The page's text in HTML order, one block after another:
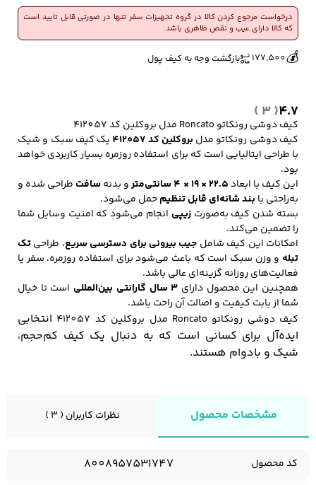
کفش مردانه
لباس زیر و راحتی
مردانه
لباس زیر مردانه لباس راحتی مردانه 4.7
( 3 )
کیف دوشی رونکاتو Roncato مدل بروکلین کد 412057
کیف دوشی رونکاتو مدل بروکلین کد 412057
یک کیف سبک و شیک
با طراحی ایتالیایی است که برای استفاده روزمره بسیار کاربردی خواهد
بود.
این کیف با ابعاد22.5 × 19 × 4 سانتی‌متر و بدنهسافت طراحی شده و
به‌راحتی با بند شانه‌ای قابل تنظیمحمل می‌شود.
بسته شدن کیف به‌صورتزیپی انجام می‌شود که امنیت وسایل شما
را تضمین می‌کند.
امکانات این کیف شامل جیب بیرونی برای دسترسی سریع، طراحیتک
تبله و وزن سبک است که باعث می‌شود برای استفاده روزمره، سفر یا
فعالیت‌های روزانه گزینه‌ای عالی باشد.
همچنین این محصول دارای 3 سال گارانتی بین‌المللی
است تا خیال
شما از بابت کیفیت و اصالت آن راحت باشد.
کیف دوشی رونکاتو Roncato مدل بروکلین کد 412057
انتخابی
ایده‌آل برای کسانی است که به دنبال یک کیف کم‌حجم،
شیک و بادوام هستند.
کد
412057
درخواست مرجوع کردن کالا در گروه تجهیزات سفر تنها در صورتی قابل تایید است
که کالا دارای عیب و نقص ظاهری باشد.👀
💰
177,500 بازگشت وجه به کیف پول
🔥
مشخصات محصول نظرات کاربران ( 3 )
کد محصول 8008957531747